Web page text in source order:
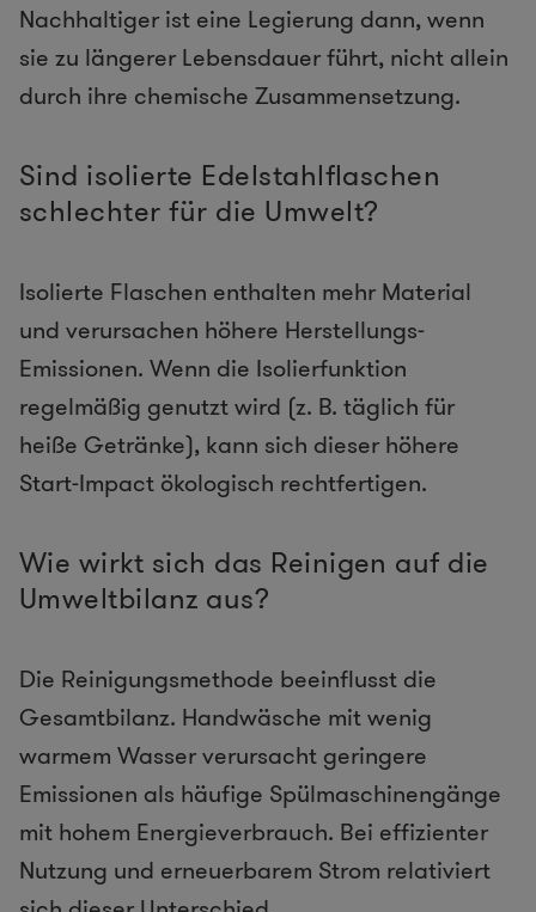
Nachhaltiger ist eine Legierung dann, wenn
sie zu längerer Lebensdauer führt, nicht allein
durch ihre chemische Zusammensetzung.
Sind isolierte Edelstahlflaschen
schlechter für die Umwelt?
Isolierte Flaschen enthalten mehr Material
und verursachen höhere Herstellungs-
Emissionen. Wenn die Isolierfunktion
regelmäßig genutzt wird (z. B. täglich für
heiße Getränke), kann sich dieser höhere
Start-Impact ökologisch rechtfertigen.
Wie wirkt sich das Reinigen auf die
Umweltbilanz aus?
Die Reinigungsmethode beeinflusst die
Gesamtbilanz. Handwäsche mit wenig
warmem Wasser verursacht geringere
Emissionen als häufige Spülmaschinengänge
mit hohem Energieverbrauch. Bei effizienter
Nutzung und erneuerbarem Strom relativiert